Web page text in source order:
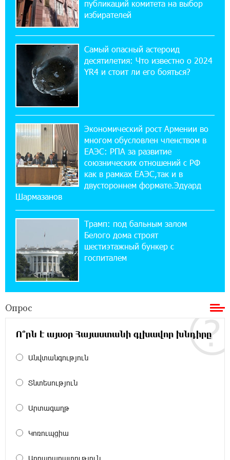
в Арарате
Никогда Нагорный Карабах не был в составе
независимого Азербайджана. Аршак
Карапетян
17:52:29 25-07-2026
Бывший премьер-министр Словакии
обратился к президенту страны с просьбой
содействовать освобождению армянских заключенных,
осужденных в Азербайджане
12:17:04 23-07-2026
Против кого вооружается Азербайджан?
Аршак Карапетян
12:04:45 23-07-2026
При поддержке Ucom в спортивной школе
Вайка установлена солнечная
электростанция мощностью 15 кВт
20:50:22 22-07-2026
Новые финансовые навыки на «Давидбекских
играх»: Idram&IDBank
Кругом война. А вас вводят в заблуждение.
Центр продаж и обслуживания Ucom в
— ул. Ереванян, 3/47
15:44:07 17-07-2026
Flyone: Idram&IDBank
публикаций комитета на выбор
избирателей
Самый опасный астероид
десятилетия: Что известно о 2024
YR4 и стоит ли его бояться?
Экономический рост Армении во
многом обусловлен членством в
ЕАЭС: РПА за развитие
союзнических отношений с РФ
как в рамках ЕАЭС,так и в
двустороннем формате.Эдуард
Шармазанов
Трамп: под бальным залом
Белого дома строят
шестиэтажный бункер с
госпиталем
Опрос
Ո՞րն է այսօր Հայաստանի գլխավոր խնդիրը
Անվտանգություն
Տնտեսություն
Արտագաղթ
Կոռուպցիա